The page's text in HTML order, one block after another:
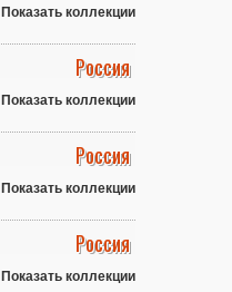
Показать коллекции
Россия
Показать коллекции
Россия
Показать коллекции
Россия
Показать коллекции